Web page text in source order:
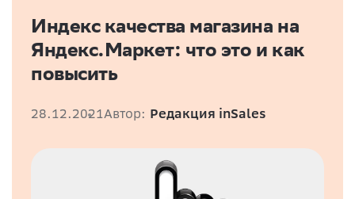
Индекс качества магазина на
Яндекс.Маркет: что это и как
повысить
28.12.2021Автор: Редакция inSales